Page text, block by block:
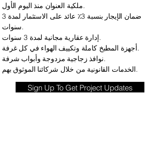
ملكية العنوان منذ اليوم الأول.
ضمان الإيجار بنسبة 3٪ عائد على الاستثمار لمدة 3
سنوات.
إدارة عقارية مجانية لمدة 3 سنوات.
أجهزة المطبخ كاملة وتكييف الهواء في كل غرفة.
نوافذ زجاجية مزدوجة وأبواب شرفة.
الخدمات القانونية من خلال شركائنا الموثوق بهم.
Sign Up To Get Project Updates